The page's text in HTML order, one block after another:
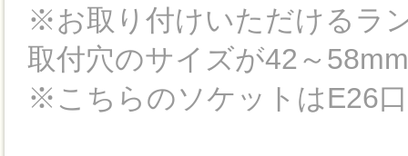
※お取り付けいただけるラ
取付穴のサイズが42～
※こちらのソケットはE26